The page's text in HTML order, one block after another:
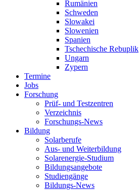
Rumänien
Schweden
Slowakei
Slowenien
Spanien
Tschechische Rebuplik
Ungarn
Zypern
Termine
Jobs
Forschung
Prüf- und Testzentren
Verzeichnis
Forschungs-News
Bildung
Solarberufe
Aus- und Weiterbildung
Solarenergie-Studium
Bildungsangebote
Studiengänge
Bildungs-News